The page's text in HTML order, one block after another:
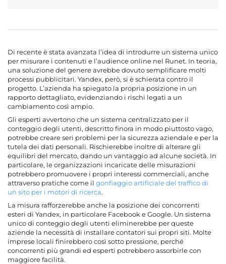
Di recente è stata avanzata l’idea di introdurre un sistema unico
per misurare i contenuti e l’audience online nel Runet. In teoria,
una soluzione del genere avrebbe dovuto semplificare molti
processi pubblicitari. Yandex, però, si è schierata contro il
progetto. L’azienda ha spiegato la propria posizione in un
rapporto dettagliato, evidenziando i rischi legati a un
cambiamento così ampio.
Gli esperti avvertono che un sistema centralizzato per il
conteggio degli utenti, descritto finora in modo piuttosto vago,
potrebbe creare seri problemi per la sicurezza aziendale e per la
tutela dei dati personali. Rischierebbe inoltre di alterare gli
equilibri del mercato, dando un vantaggio ad alcune società. In
particolare, le organizzazioni incaricate delle misurazioni
potrebbero promuovere i propri interessi commerciali, anche
attraverso pratiche come il gonfiaggio artificiale del traffico di
un sito per i motori di ricerca.
La misura rafforzerebbe anche la posizione dei concorrenti
esteri di Yandex, in particolare Facebook e Google. Un sistema
unico di conteggio degli utenti eliminerebbe per queste
aziende la necessità di installare contatori sui propri siti. Molte
imprese locali finirebbero così sotto pressione, perché
concorrenti più grandi ed esperti potrebbero assorbirle con
maggiore facilità.